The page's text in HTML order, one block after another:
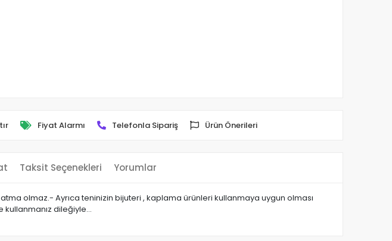
Fiyat Alarmı Telefonla Sipariş Ürün Önerileri
Taksit Seçenekleri Yorumlar
olmaz.- Ayrıca teninizin bijuteri , kaplama ürünleri kullanmaya uygun olması
kullanmanız dileğiyle…